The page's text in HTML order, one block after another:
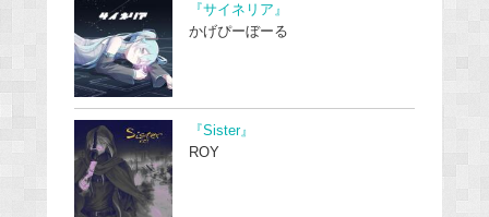
『サイネリア』
かげぴーぼーる
『Sister』
ROY